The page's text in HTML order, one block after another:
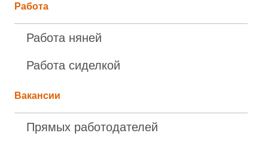
Работа
Работа няней
Работа сиделкой
Вакансии
Прямых работодателей